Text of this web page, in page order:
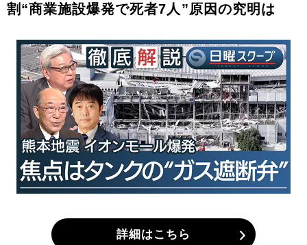
割“商業施設爆発で死者7人”原因の究明は
詳細はこちら